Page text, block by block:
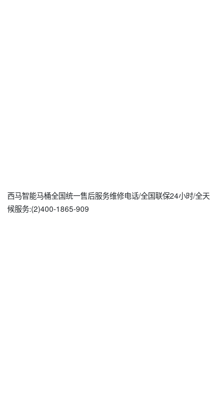
西马智能马桶全国统一售后服务维修电话/全国联保24小时/全天
候服务:(2)400-1865-909